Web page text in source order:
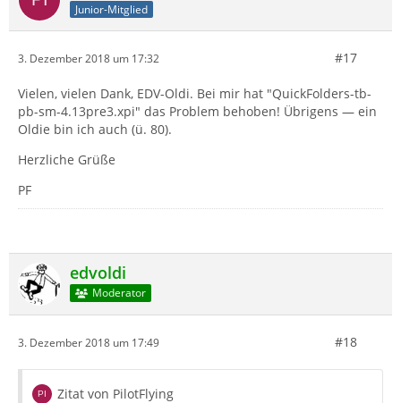
Junior-Mitglied
3. Dezember 2018 um 17:32 #17
Vielen, vielen Dank, EDV-Oldi. Bei mir hat "QuickFolders-tb-
pb-sm-4.13pre3.xpi" das Problem behoben! Übrigens — ein
Oldie bin ich auch (ü. 80).
Herzliche Grüße
PF
edvoldi
Moderator
3. Dezember 2018 um 17:49 #18
Zitat von PilotFlying